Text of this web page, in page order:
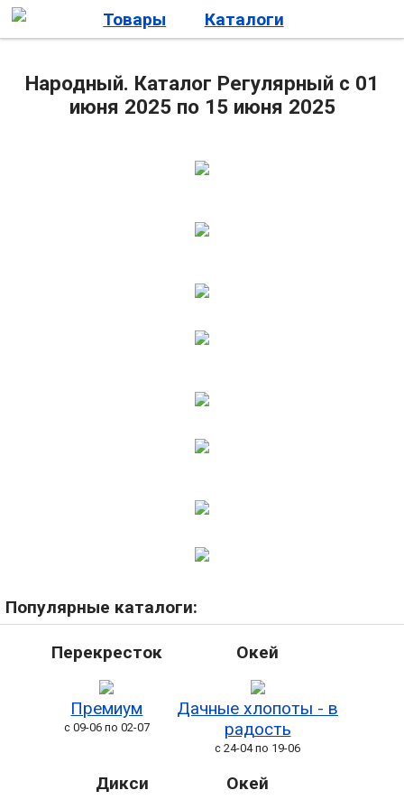
Народный. Каталог Регулярный с 01
июня 2025 по 15 июня 2025
Товары Каталоги
Популярные каталоги:
Перекресток
Премиум
с 09-06 по 02-07
Окей
Дачные хлопоты - в
радость
с 24-04 по 19-06
Дикси Окей